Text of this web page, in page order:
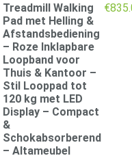
Treadmill Walking
Pad met Helling &
Afstandsbediening
– Roze Inklapbare
Loopband voor
Thuis & Kantoor –
Stil Looppad tot
120 kg met LED
Display – Compact
&
Schokabsorberend
– Altameubel
€